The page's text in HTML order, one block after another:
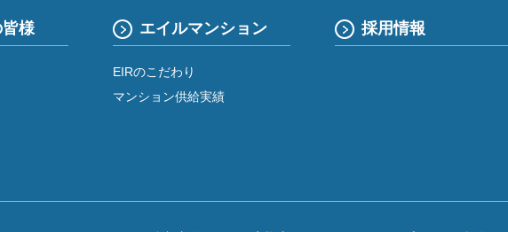
様 エイルマンション
EIRのこだわり
マンション供給実績
採用情報